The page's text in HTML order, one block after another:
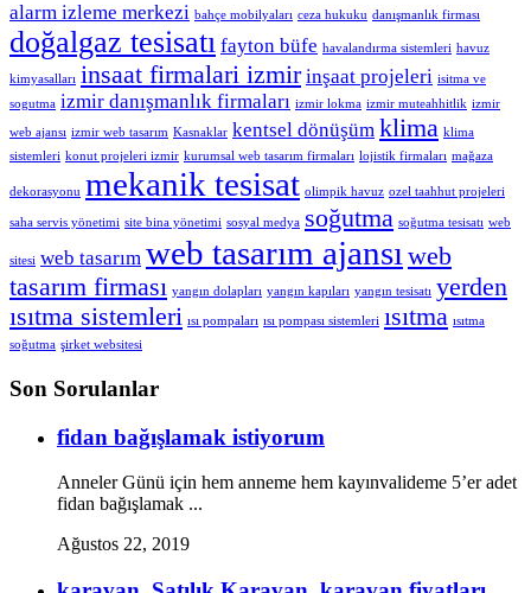
alarm izleme merkezi bahçe mobilyaları ceza hukuku danışmanlık firması
doğalgaz tesisatı fayton büfe havalandırma sistemleri havuz
kimyasalları insaat firmalari izmir inşaat projeleri isitma ve
sogutma izmir danışmanlık firmaları izmir lokma izmir muteahhitlik izmir
web ajansı izmir web tasarım Kasnaklar kentsel dönüşüm klima klima
sistemleri konut projeleri izmir kurumsal web tasarım firmaları lojistik firmaları mağaza
dekorasyonu mekanik tesisat olimpik havuz ozel taahhut projeleri
saha servis yönetimi site bina yönetimi sosyal medya soğutma soğutma tesisatı web
sitesi web tasarım web tasarım ajansı web
tasarım firması yangın dolapları yangın kapıları yangın tesisatı yerden
ısıtma sistemleri ısı pompaları ısı pompası sistemleri ısıtma ısıtma
soğutma şirket websitesi
Son Sorulanlar
fidan bağışlamak istiyorum
Anneler Günü için hem anneme hem kayınvalideme 5’er adet
fidan bağışlamak ...
Ağustos 22, 2019